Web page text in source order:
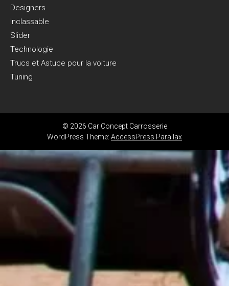
Designers
Inclassable
Slider
Technologie
Trucs et Astuce pour la voiture
Tuning
© 2026 Car Concept Carrosserie
WordPress Theme: AccessPress Parallax